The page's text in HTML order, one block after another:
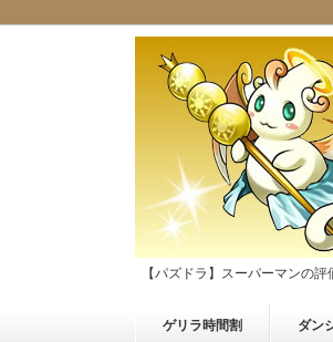
【パズドラ】スーパーマンの
ゲリラ時間割 ダン